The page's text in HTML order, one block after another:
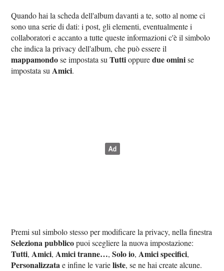
Quando hai la scheda dell'album davanti a te, sotto al nome ci
sono una serie di dati: i post, gli elementi, eventualmente i
collaboratori e accanto a tutte queste informazioni c'è il simbolo
che indica la privacy dell'album, che può essere il
mappamondose impostata suTuttioppuredue ominise
impostata su Amici.
Premi sul simbolo stesso per modificare la privacy, nella finestra
Seleziona pubblicopuoi scegliere la nuova impostazione:
Tutti, Amici, Amici tranne…,Solo io, Amici specifici,
Personalizzatae infine le varieliste, se ne hai create alcune.